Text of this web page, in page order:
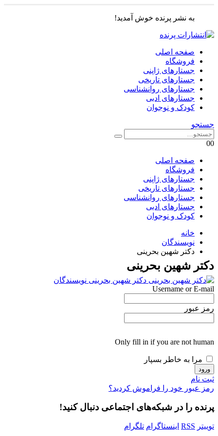
به نشر پرنده خوش آمدید!
صفحه اصلی
فروشگاه
جستارهای ژاپنی
جستارهای تاریخی
جستارهای روانشناسی
جستارهای ادبی
کودک و نوجوان
جستجو
00
صفحه اصلی
فروشگاه
جستارهای ژاپنی
جستارهای تاریخی
جستارهای روانشناسی
جستارهای ادبی
کودک و نوجوان
خانه
نویسندگان
دکتر شهین بحرینی
دکتر شهین بحرینی
دکتر شهین بحرینی نویسندگان
Username or E-mail
رمز عبور
Only fill in if you are not human
مرا به خاطر بسپار
ثبت نام
رمز عبور خود را فراموش کردید؟
پرنده را در شبکه‌های اجتماعی دنبال کنید!
توییتر RSS اینستاگرام تلگرام